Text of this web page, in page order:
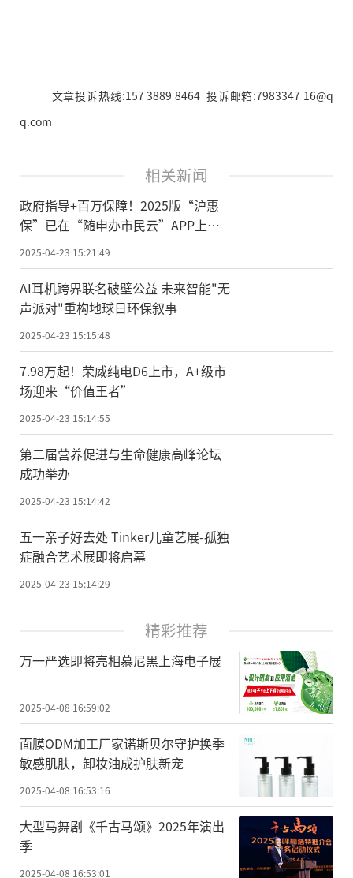
文章投诉热线:157 3889 8464 投诉邮箱:7983347 16@q
q.com
相关新闻
政府指导+百万保障！2025版“沪惠
保”已在“随申办市民云”APP上
线，带病也能保！
2025-04-23 15:21:49
AI耳机跨界联名破壁公益 未来智能"无
声派对"重构地球日环保叙事
2025-04-23 15:15:48
7.98万起！荣威纯电D6上市，A+级市
场迎来“价值王者”
2025-04-23 15:14:55
第二届营养促进与生命健康高峰论坛
成功举办
2025-04-23 15:14:42
五一亲子好去处 Tinker儿童艺展-孤独
症融合艺术展即将启幕
2025-04-23 15:14:29
精彩推荐
万一严选即将亮相慕尼黑上海电子展
2025-04-08 16:59:02
面膜ODM加工厂家诺斯贝尔守护换季
敏感肌肤，卸妆油成护肤新宠
2025-04-08 16:53:16
大型马舞剧《千古马颂》2025年演出
季
2025-04-08 16:53:01